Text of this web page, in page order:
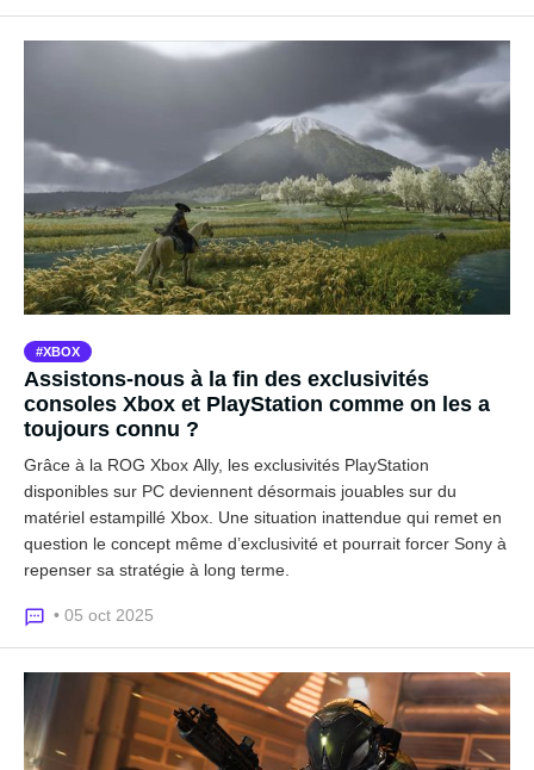
XBOX
Assistons-nous à la fin des exclusivités
consoles Xbox et PlayStation comme on les a
toujours connu ?
Grâce à la ROG Xbox Ally, les exclusivités PlayStation
disponibles sur PC deviennent désormais jouables sur du
matériel estampillé Xbox. Une situation inattendue qui remet en
question le concept même d’exclusivité et pourrait forcer Sony à
repenser sa stratégie à long terme.
• 05 oct 2025